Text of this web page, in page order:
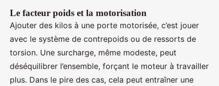
Le facteur poids et la motorisation
Ajouter des kilos à une porte motorisée, c’est jouer
avec le système de contrepoids ou de ressorts de
torsion. Une surcharge, même modeste, peut
déséquilibrer l’ensemble, forçant le moteur à travailler
plus. Dans le pire des cas, cela peut entraîner une